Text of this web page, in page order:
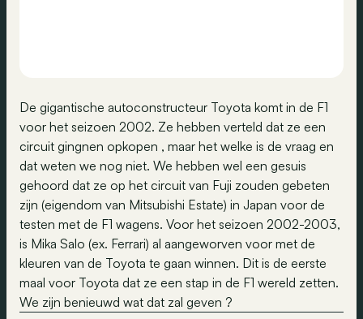
De gigantische autoconstructeur Toyota komt in de F1
voor het seizoen 2002. Ze hebben verteld dat ze een
circuit gingnen opkopen , maar het welke is de vraag en
dat weten we nog niet. We hebben wel een gesuis
gehoord dat ze op het circuit van Fuji zouden gebeten
zijn (eigendom van Mitsubishi Estate) in Japan voor de
testen met de F1 wagens. Voor het seizoen 2002-2003,
is Mika Salo (ex. Ferrari) al aangeworven voor met de
kleuren van de Toyota te gaan winnen. Dit is de eerste
maal voor Toyota dat ze een stap in de F1 wereld zetten.
We zijn benieuwd wat dat zal geven ?